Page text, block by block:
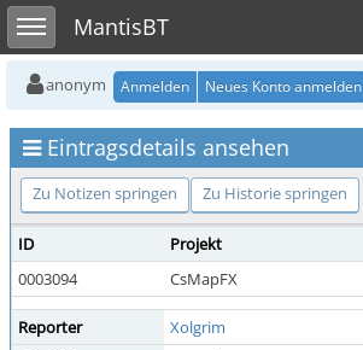
Toggle sidebarMantisBT
anonym Anmelden Neues Konto anmelden
Eintragsdetails ansehen
Zu Notizen springen Zu Historie springen
ID
Projekt
0003094
CsMapFX
Reporter
Xolgrim